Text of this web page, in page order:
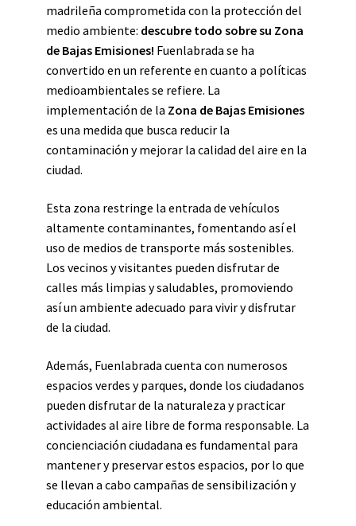
madrileña comprometida con la protección del
medio ambiente: descubre todo sobre su Zona
de Bajas Emisiones! Fuenlabrada se ha
convertido en un referente en cuanto a políticas
medioambientales se refiere. La
implementación de la Zona de Bajas Emisiones
es una medida que busca reducir la
contaminación y mejorar la calidad del aire en la
ciudad.
Esta zona restringe la entrada de vehículos
altamente contaminantes, fomentando así el
uso de medios de transporte más sostenibles.
Los vecinos y visitantes pueden disfrutar de
calles más limpias y saludables, promoviendo
así un ambiente adecuado para vivir y disfrutar
de la ciudad.
Además, Fuenlabrada cuenta con numerosos
espacios verdes y parques, donde los ciudadanos
pueden disfrutar de la naturaleza y practicar
actividades al aire libre de forma responsable. La
concienciación ciudadana es fundamental para
mantener y preservar estos espacios, por lo que
se llevan a cabo campañas de sensibilización y
educación ambiental.